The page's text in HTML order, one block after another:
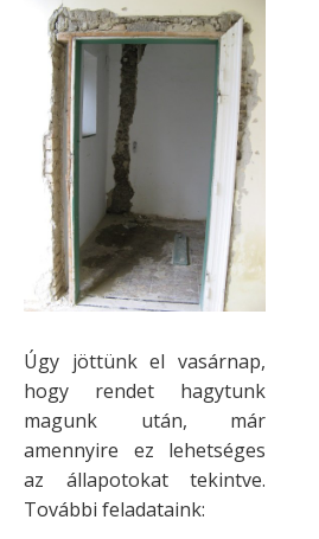
Úgy jöttünk el vasárnap,
hogy rendet hagytunk
magunk után, már
amennyire ez lehetséges
az állapotokat tekintve.
További feladataink: